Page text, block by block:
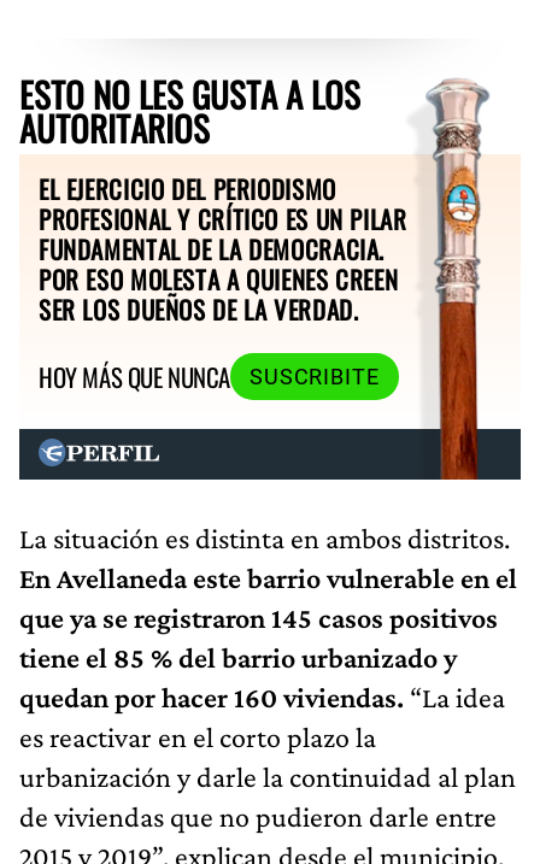
ESTO NO LES GUSTA A LOS
AUTORITARIOS
EL EJERCICIO DEL PERIODISMO
PROFESIONAL Y CRÍTICO ES UN PILAR
FUNDAMENTAL DE LA DEMOCRACIA.
POR ESO MOLESTA A QUIENES CREEN
SER LOS DUEÑOS DE LA VERDAD.
HOY MÁS QUE NUNCA
SUSCRIBITE
La situación es distinta en ambos distritos.
En Avellaneda este barrio vulnerable en el
que ya se registraron 145 casos positivos
tiene el 85 % del barrio urbanizado y
quedan por hacer 160 viviendas. “La idea
es reactivar en el corto plazo la
urbanización y darle la continuidad al plan
de viviendas que no pudieron darle entre
2015 y 2019”, explican desde el municipio.